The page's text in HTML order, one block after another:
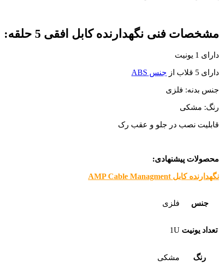
مشخصات فنی نگهدارنده کابل افقی 5 حلقه:
دارای 1 یونیت
دارای 5 قلاب از جنس ABS
جنس بدنه: فلزی
رنگ: مشکی
قابلیت نصب در جلو و عقب رک
محصولات پیشنهادی:
نگهدارنده کابل AMP Cable Managment
جنس فلزی
تعداد یونیت 1U
رنگ مشکی